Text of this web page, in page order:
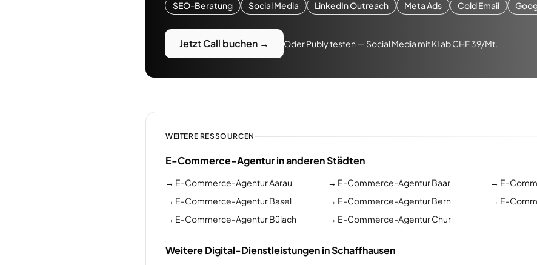
SEO-Beratung Social Media LinkedIn Outreach Meta Ads Cold Email
Jetzt Call buchen → Oder Publy testen — Social Media mit KI ab CHF 39/Mt.
WEITERE RESSOURCEN
E-Commerce-Agentur in anderen Städten
→ E-Commerce-Agentur Aarau → E-Commerce-Agentur Baar → E-
→ E-Commerce-Agentur Basel → E-Commerce-Agentur Bern → E-
→ E-Commerce-Agentur Bülach → E-Commerce-Agentur Chur
Weitere Digital-Dienstleistungen in Schaffhausen